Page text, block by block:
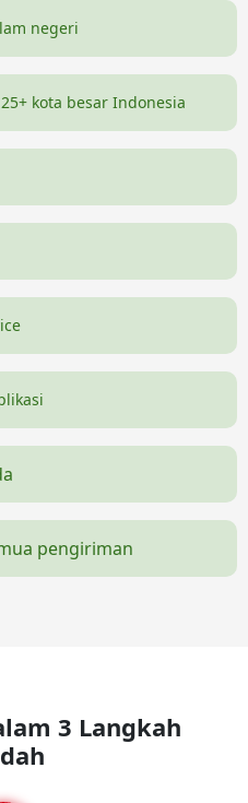
negeri
kota besar Indonesia
pengiriman
3 Langkah